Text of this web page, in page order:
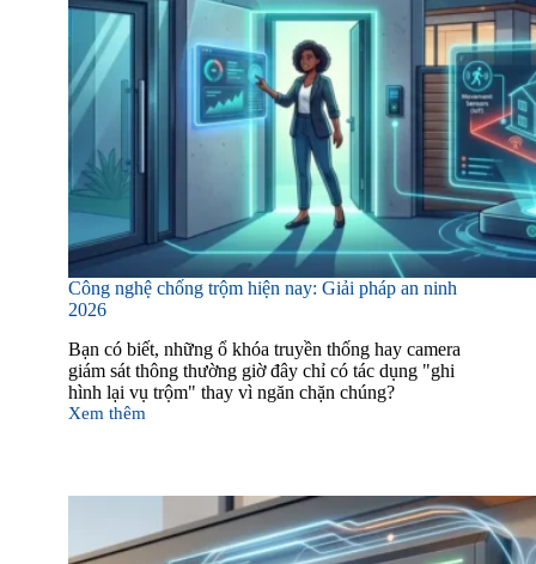
Công nghệ chống trộm hiện nay: Giải pháp an ninh
2026
Bạn có biết, những ổ khóa truyền thống hay camera
giám sát thông thường giờ đây chỉ có tác dụng "ghi
hình lại vụ trộm" thay vì ngăn chặn chúng?
Xem thêm